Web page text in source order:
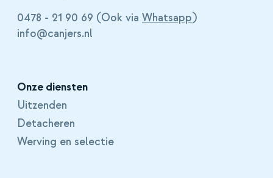
0478 - 21 90 69 (Ook via Whatsapp)
info@canjers.nl
Onze diensten
Uitzenden
Detacheren
Werving en selectie